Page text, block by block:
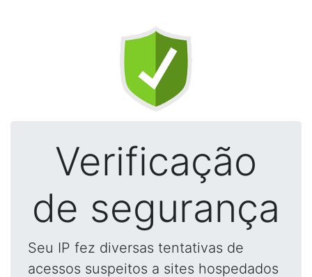
Verificação
de segurança
Seu IP fez diversas tentativas de
acessos suspeitos a sites hospedados